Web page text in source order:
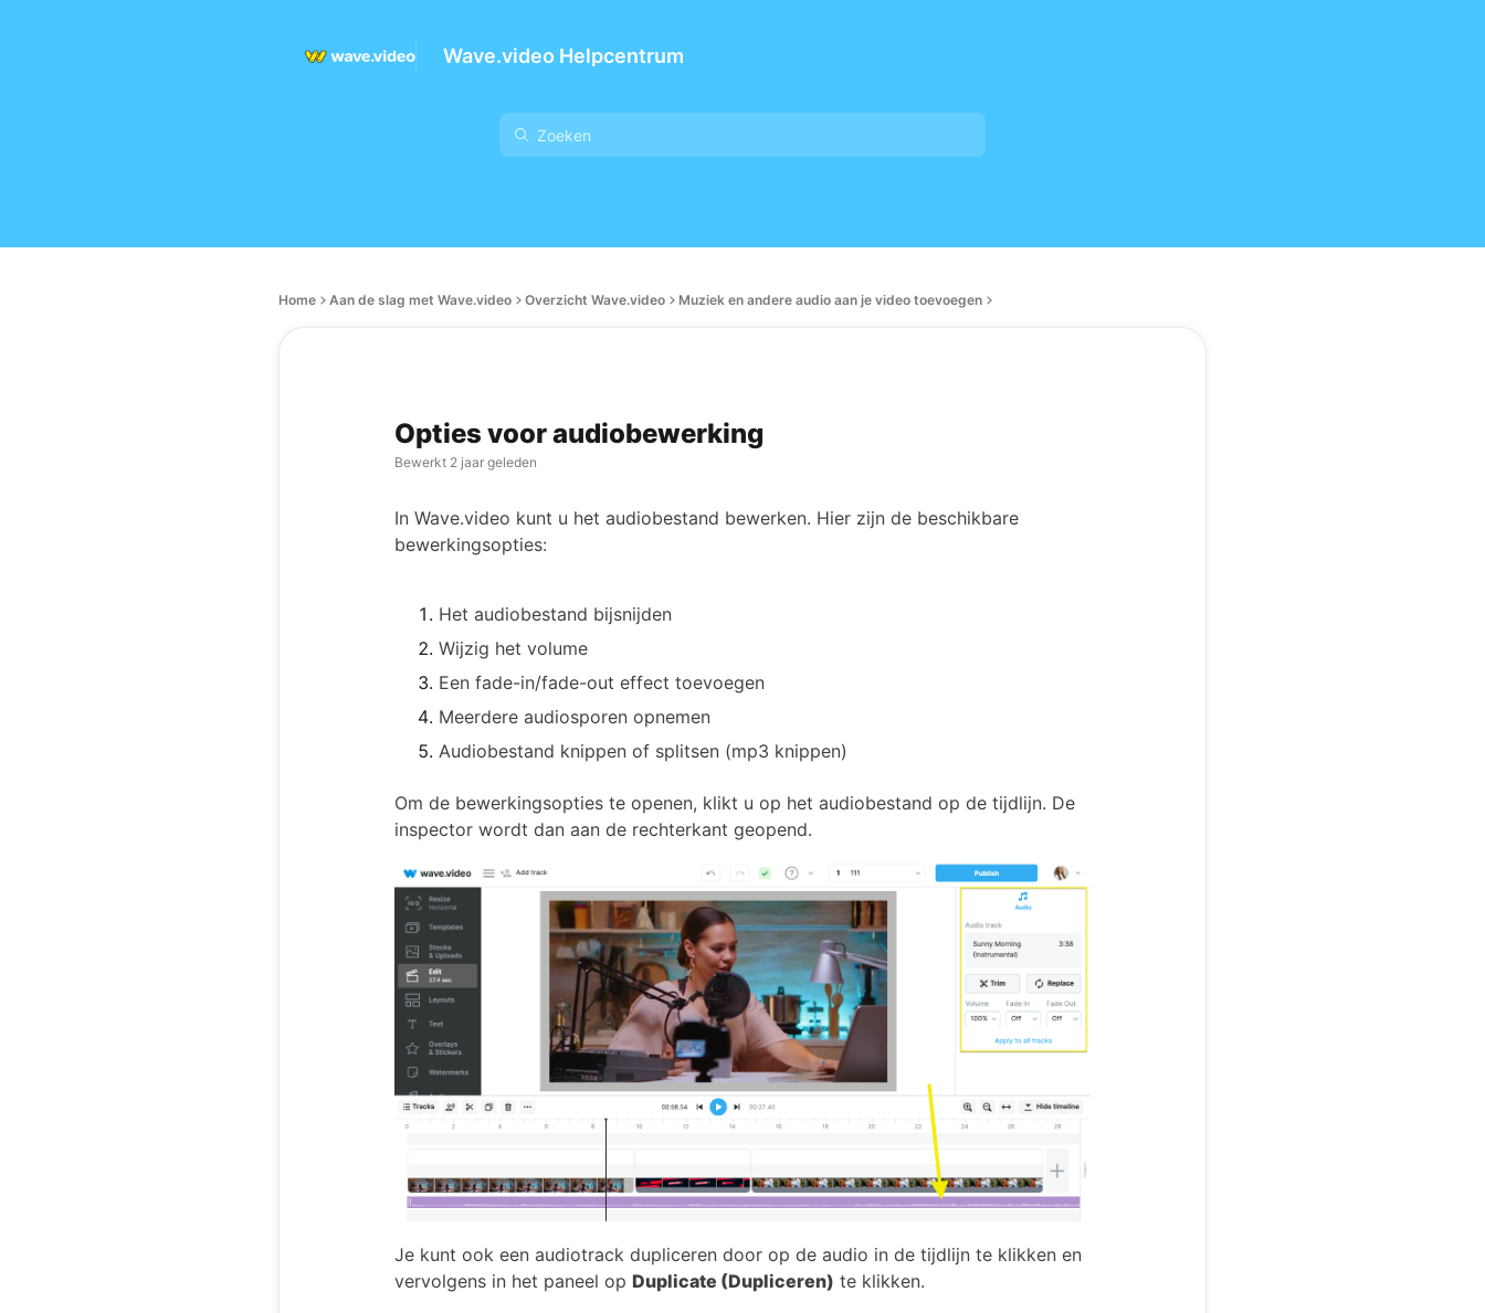
Wave.video Helpcentrum
Home Aan de slag met Wave.video Overzicht Wave.video Muziek en andere audio aan je video toevoegen
Opties voor audiobewerking
Bewerkt 2 jaar geleden
In Wave.video kunt u het audiobestand bewerken. Hier zijn de beschikbare
bewerkingsopties:
Het audiobestand bijsnijden
Wijzig het volume
Een fade-in/fade-out effect toevoegen
Meerdere audiosporen opnemen
Audiobestand knippen of splitsen (mp3 knippen)
Om de bewerkingsopties te openen, klikt u op het audiobestand op de tijdlijn. De
inspector wordt dan aan de rechterkant geopend.
Je kunt ook een audiotrack dupliceren door op de audio in de tijdlijn te klikken en
vervolgens in het paneel op Duplicate (Dupliceren) te klikken.